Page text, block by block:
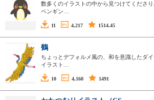
数多くのイラストの中から見つけてくださり
ペンギン…
11 4,217 1514.45
鶴
ちょっとデフォルメ風の、和を意識したダ
イラスト…
10 4,160 1491